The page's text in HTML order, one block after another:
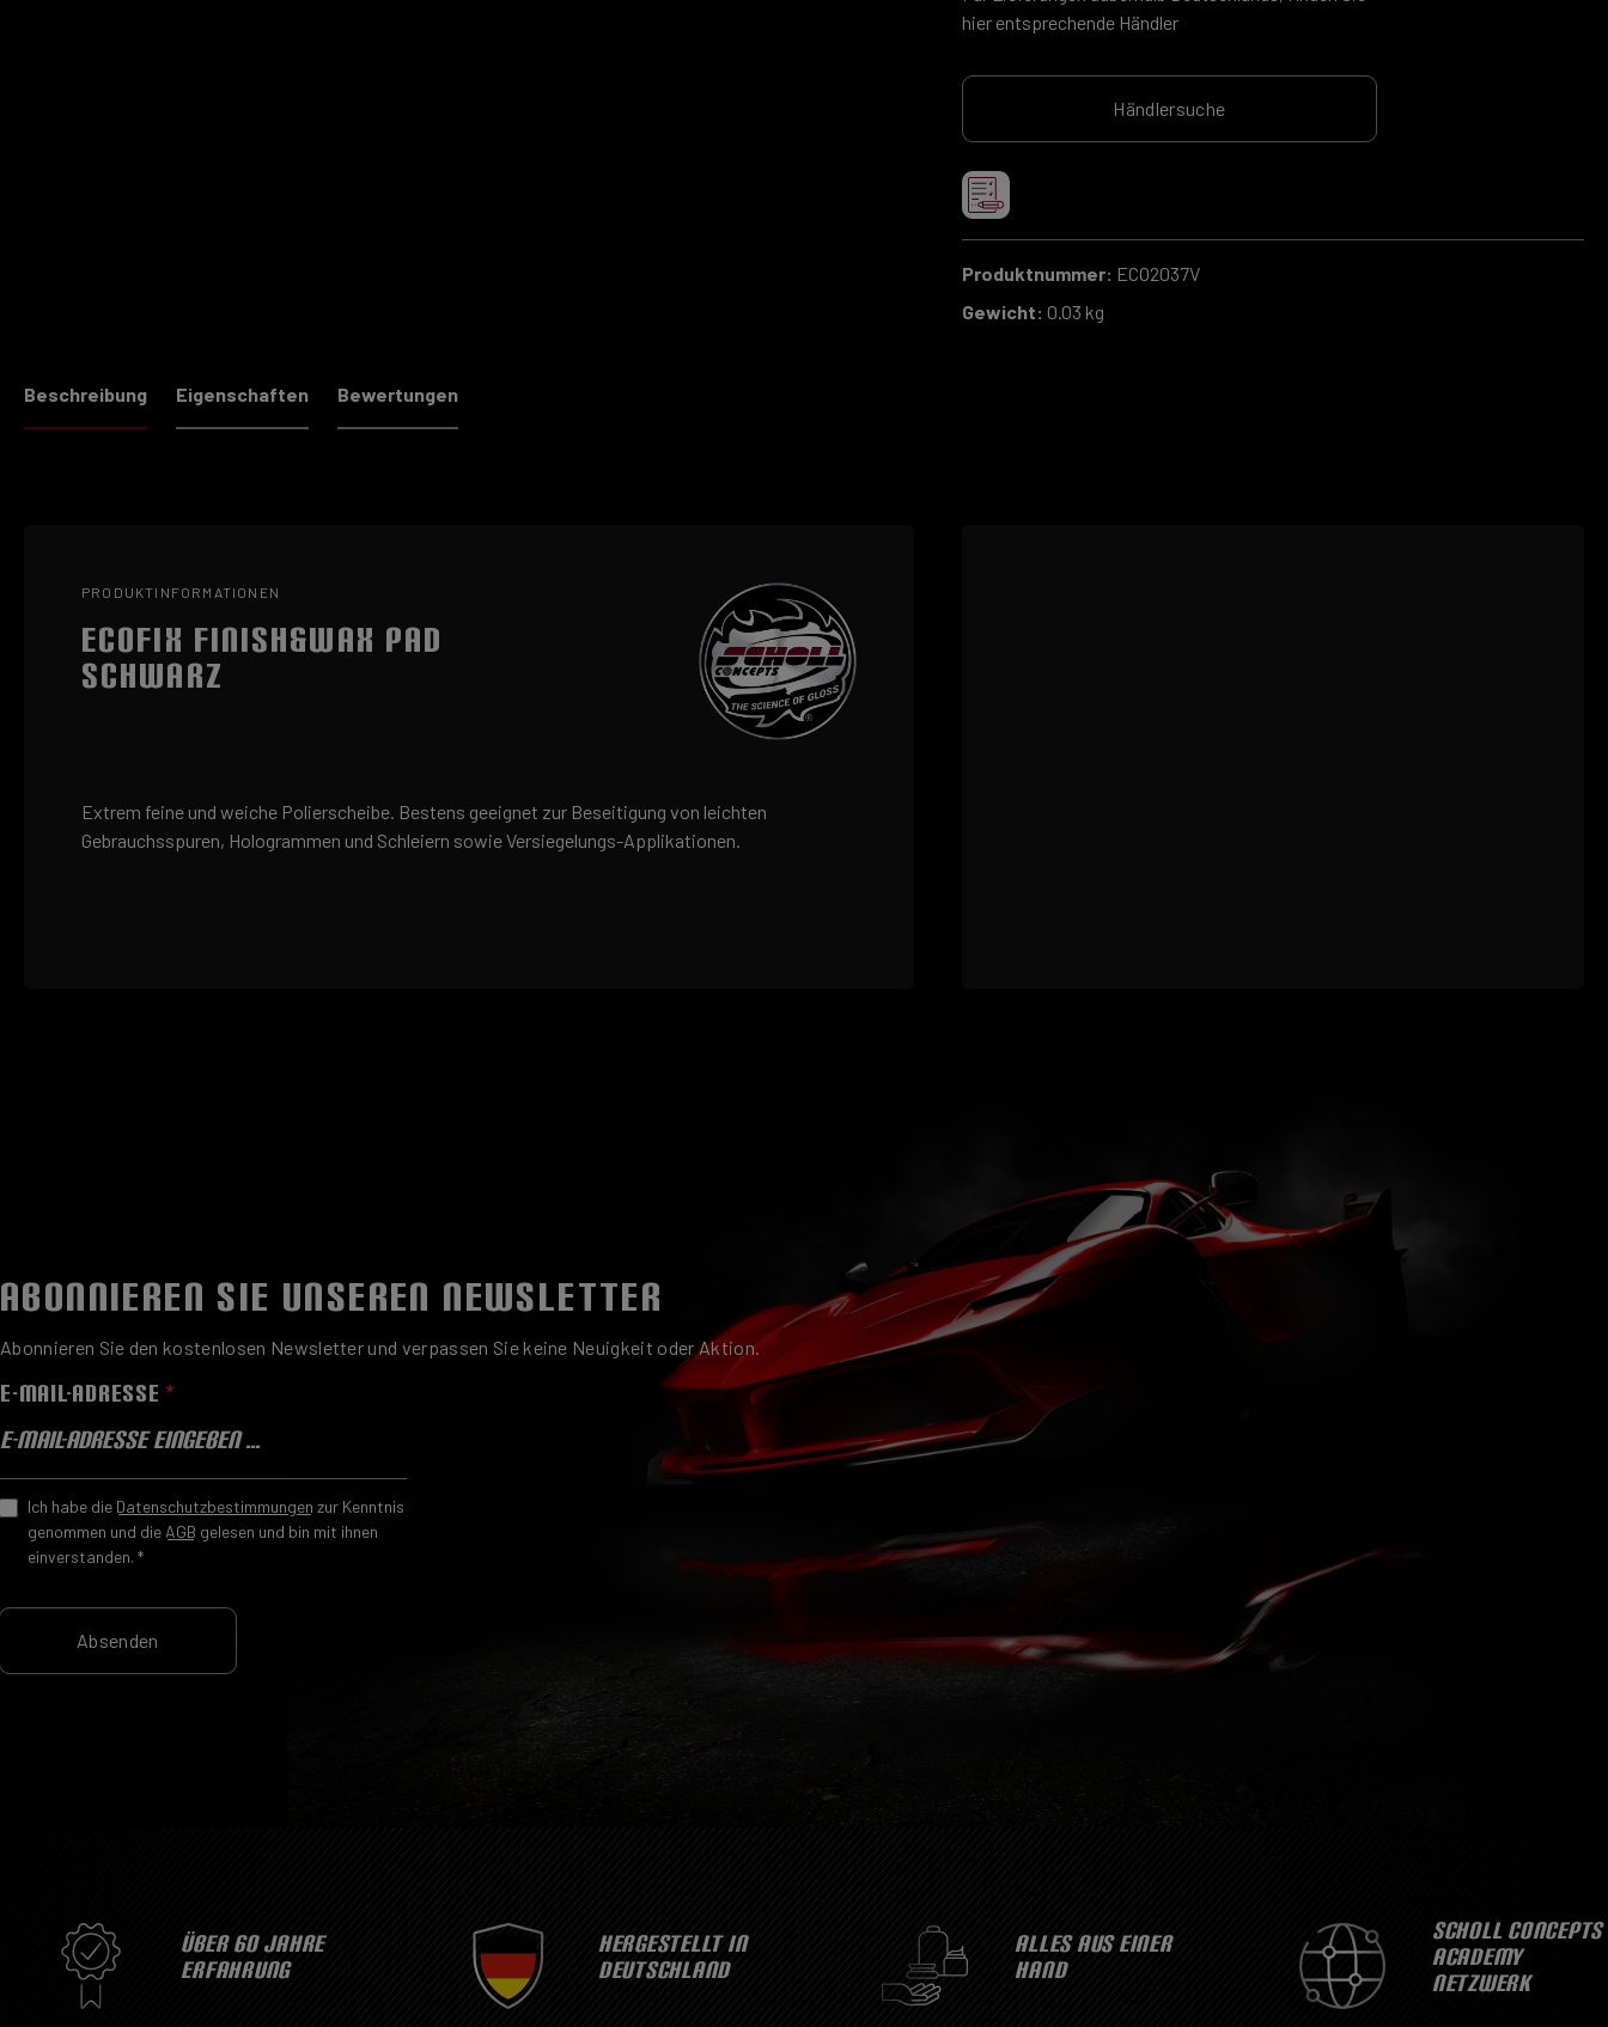
hier entsprechende Händler
Händlersuche
Produktnummer: ECO2037V
Gewicht: 0.03 kg
Beschreibung Eigenschaften Bewertungen
PRODUKTINFORMATIONEN
ECOFIX FINISH&WAX PAD
SCHWARZ
Extrem feine und weiche Polierscheibe. Bestens geeignet zur Beseitigung von leichten
Gebrauchsspuren, Hologrammen und Schleiern sowie Versiegelungs-Applikationen.
ÜBER 60 JAHRE
ERFAHRUNG
HERGESTELLT IN
DEUTSCHLAND
ALLES AUS EINER
HAND
SCHOLL CONCEPTS
ACADEMY
NETZWERK
ABONNIEREN SIE UNSEREN NEWSLETTER
Abonnieren Sie den kostenlosen Newsletter und verpassen Sie keine Neuigkeit oder Aktion.
E-MAIL-ADRESSE*
Ich habe die Datenschutzbestimmungen zur Kenntnis
genommen und die AGB gelesen und bin mit ihnen
einverstanden. *
Absenden